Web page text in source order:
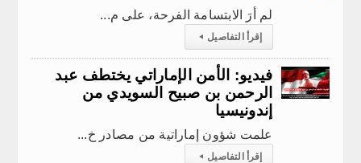
لم أرَ الابتسامة الفرحة، على م...
إقرأ التفاصيل ◂
فيديو: الأمن الإماراتي يختطف عبد
الرحمن بن صبيح السويدي من
إندونيسيا
​علمت شؤون إماراتية من مصادر خ...
إقرأ التفاصيل ◂